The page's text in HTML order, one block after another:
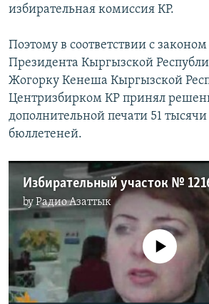
избирательная комиссия КР.
Поэтому в соответствии с
Президента Кыргызской
Жогорку Кенеша Кыргызской
Центризбирком КР принял
дополнительной печати 51
бюллетеней.
byРадио Азаттык
No media source